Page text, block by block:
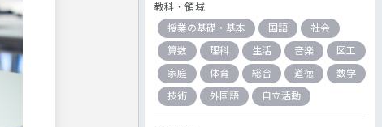
教科・領域
授業の基礎・基本
国語
社会
算数
理科 生活 音楽
図工
家庭
体育 総合 道徳
数学
技術
外国語 自立活動